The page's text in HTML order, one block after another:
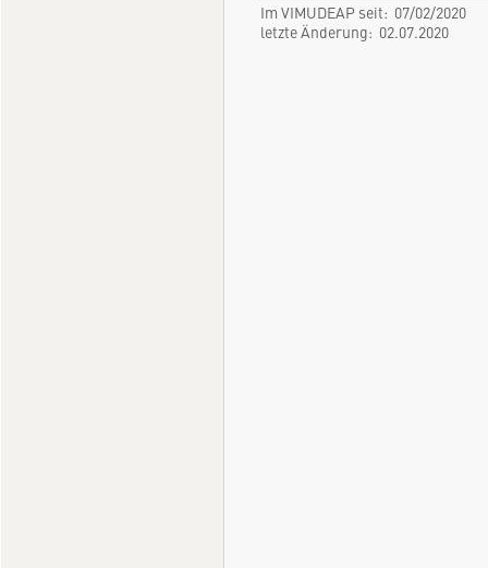
Im VIMUDEAP seit: 07/02/2020
letzte Änderung: 02.07.2020